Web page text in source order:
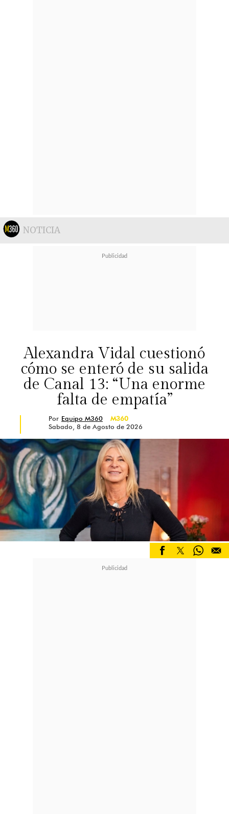
NOTICIA
Alexandra Vidal cuestionó
cómo se enteró de su salida
de Canal 13: “Una enorme
falta de empatía”
Por Equipo M360
M360
Sabado, 8 de Agosto de 2026